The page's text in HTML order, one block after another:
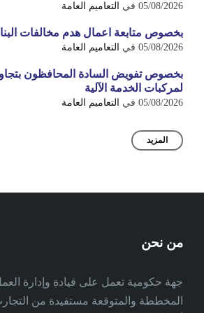
05/08/2026 في التعاميم العامة
بخصوص متابعة اعمال هدم مخالفات
05/08/2026 في التعاميم العامة
بخصوص تفويض السادة المحافظون
لمركبات الخدمة الآلية
05/08/2026 في التعاميم العامة
المزيد
من نحن
جهة حكومية تعمل على قيادة وإدارة
المخططة والمتوقعة مستفيدة من